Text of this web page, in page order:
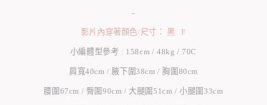
-
影片內穿著顏色/尺寸： 黑 . F
小編體型參考 : 158cm / 48kg / 70C
肩寬40cm / 腋下圍38cm / 胸圍80cm
腰圍67cm / 臀圍90cm / 大腿圍51cm / 小腿圍33cm